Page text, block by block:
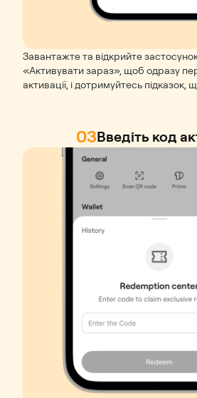
Завантажте та відкрийте
«Активувати зараз», щоб одразу
активації, і дотримуйтесь підказок,
03Введіть код